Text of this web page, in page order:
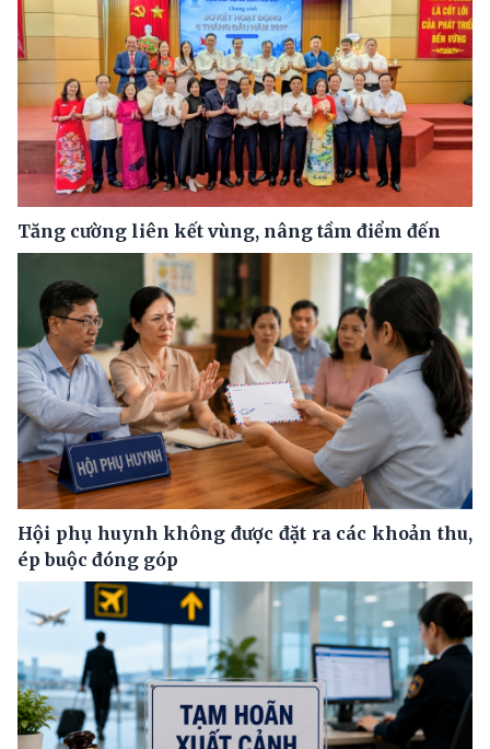
Tăng cường liên kết vùng, nâng tầm điểm đến
Hội phụ huynh không được đặt ra các khoản thu,
ép buộc đóng góp